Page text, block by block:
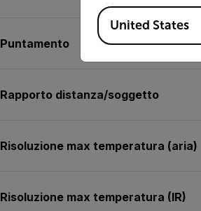
Puntamento
Rapporto distanza/soggetto
Risoluzione max temperatura (aria)
Risoluzione max temperatura (IR)
Available Locations
United States